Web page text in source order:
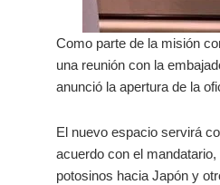
Como parte de la misión
una reunión con la
anunció la apertura de la
El nuevo espacio servirá
acuerdo con el
potosinos hacia Japón y